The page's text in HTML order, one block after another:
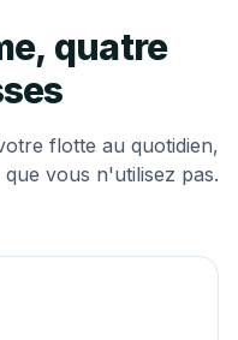
quatre
flotte au quotidien,
vous n'utilisez pas.